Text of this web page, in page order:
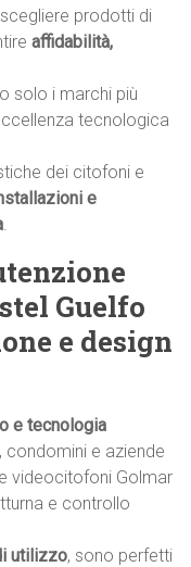
prodotti di
affidabilità,
solo i marchi più
tecnologica
dei citofoni e
e
.
Guelfo
e design
e tecnologia
condomini e aziende
videocitofoni Golmar
e controllo
utilizzo, sono perfetti